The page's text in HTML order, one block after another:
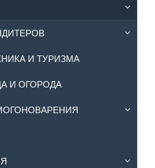
И ТУРИЗМА
И ОГОРОДА